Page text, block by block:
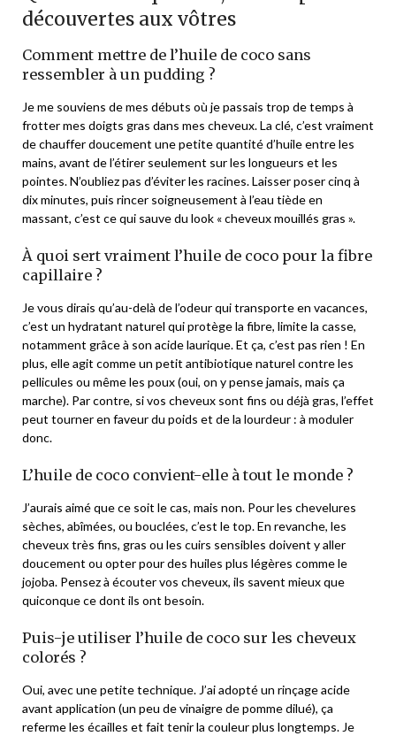
découvertes aux vôtres
Comment mettre de l’huile de coco sans
ressembler à un pudding ?
Je me souviens de mes débuts où je passais trop de temps à
frotter mes doigts gras dans mes cheveux. La clé, c’est vraiment
de chauffer doucement une petite quantité d’huile entre les
mains, avant de l’étirer seulement sur les longueurs et les
pointes. N’oubliez pas d’éviter les racines. Laisser poser cinq à
dix minutes, puis rincer soigneusement à l’eau tiède en
massant, c’est ce qui sauve du look « cheveux mouillés gras ».
À quoi sert vraiment l’huile de coco pour la fibre
capillaire ?
Je vous dirais qu’au-delà de l’odeur qui transporte en vacances,
c’est un hydratant naturel qui protège la fibre, limite la casse,
notamment grâce à son acide laurique. Et ça, c’est pas rien ! En
plus, elle agit comme un petit antibiotique naturel contre les
pellicules ou même les poux (oui, on y pense jamais, mais ça
marche). Par contre, si vos cheveux sont fins ou déjà gras, l’effet
peut tourner en faveur du poids et de la lourdeur : à moduler
donc.
L’huile de coco convient-elle à tout le monde ?
J’aurais aimé que ce soit le cas, mais non. Pour les chevelures
sèches, abîmées, ou bouclées, c’est le top. En revanche, les
cheveux très fins, gras ou les cuirs sensibles doivent y aller
doucement ou opter pour des huiles plus légères comme le
jojoba. Pensez à écouter vos cheveux, ils savent mieux que
quiconque ce dont ils ont besoin.
Puis-je utiliser l’huile de coco sur les cheveux
colorés ?
Oui, avec une petite technique. J’ai adopté un rinçage acide
avant application (un peu de vinaigre de pomme dilué), ça
referme les écailles et fait tenir la couleur plus longtemps. Je